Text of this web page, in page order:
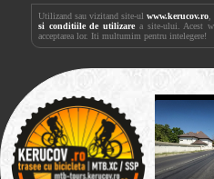
Utilizand sau vizitand site-ulwww.kerucov.ro
si conditiile de utilizare a site-ului. Acest
acceptarea lor. Iti multumim pentru intelegere!